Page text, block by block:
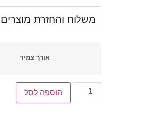
משלוח והחזרת מוצרים
אורך צמיד
הוספה לסל